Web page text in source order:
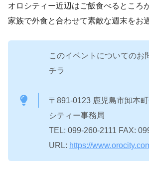
オロシティー近辺はご飯食べるところ
家族で外食と合わせて素敵な週末をお
このイベントについてのお
チラ
〒891-0123 鹿児島市卸本
シティー事務局
TEL: 099-260-2111 FAX:
URL: https://